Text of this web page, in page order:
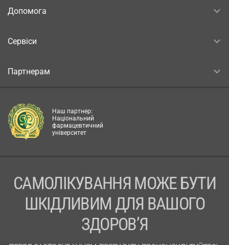
Допомога
Сервіси
Партнерам
Наш партнер:
Національний
фармацевтичний
університет
САМОЛІКУВАННЯ МОЖЕ БУТИ
ШКІДЛИВИМ ДЛЯ ВАШОГО
ЗДОРОВ’Я